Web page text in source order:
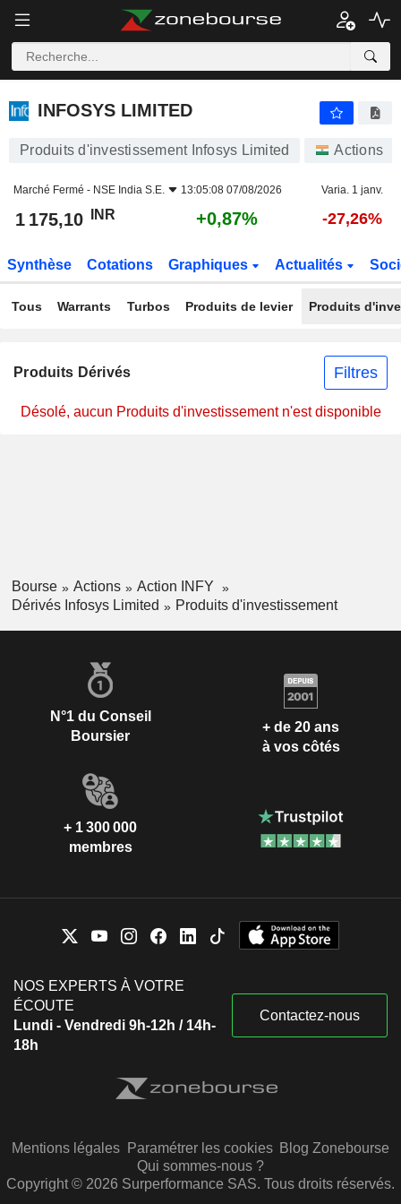
INFOSYS LIMITED
INFOSYS LIMITED
Produits d'investissement Infosys Limited Actions
Marché Fermé - NSE India S.E. 13:05:08 07/08/2026 Varia. 1 janv.
1 175,10 INR +0,87% -27,26%
Synthèse Cotations Graphiques Actualités
Tous Warrants Turbos Produits de levier Produits
Produits Dérivés Filtres
Désolé, aucun Produits d'investissement n'est disponible
Bourse Actions
Action INFY
Dérivés Infosys Limited
Produits d'investissement
N°1 du Conseil
Boursier
+ de 20 ans
à vos côtés
+ 1 300 000
membres
NOS EXPERTS À VOTRE
ÉCOUTE
Lundi - Vendredi 9h-12h / 14h-
18h
Contactez-nous
Mentions légales Paramétrer les cookies Blog Zonebourse
Qui sommes-nous ?
Copyright © 2026 Surperformance SAS. Tous droits réservés.